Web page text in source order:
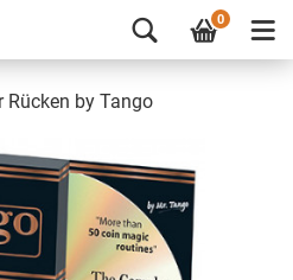
0
Rücken by Tango